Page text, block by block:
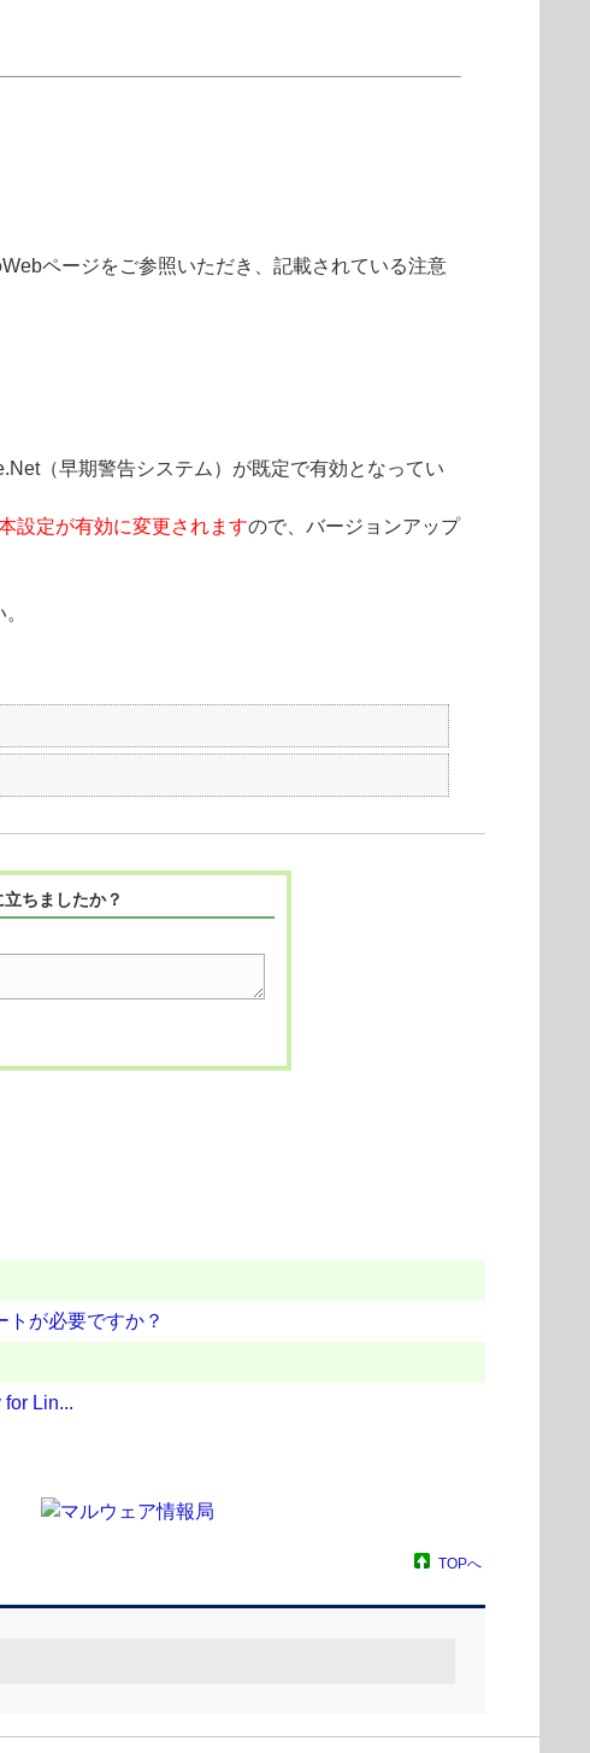
ページをご参照いただき、記載されている注意
（早期警告システム）が既定で有効となってい
設定が有効に変更されますので、バージョンアップ
ちましたか？
が必要ですか？
Lin...
TOPへ